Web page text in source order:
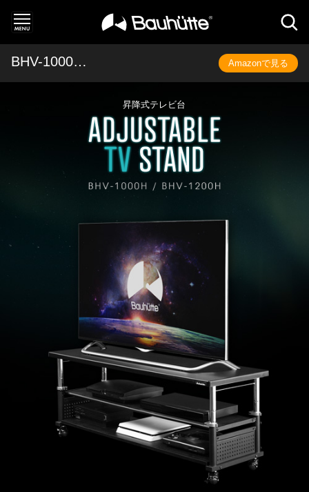
BHV-1000H / 1200H Amazonで見る
昇降式テレビ台